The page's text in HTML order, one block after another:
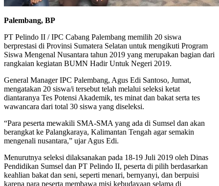
Palembang, BP
PT Pelindo II / IPC Cabang Palembang memilih 20 siswa
berprestasi di Provinsi Sumatera Selatan untuk mengikuti Program
Siswa Mengenal Nusantara tahun 2019 yang merupakan bagian dari
rangkaian kegiatan BUMN Hadir Untuk Negeri 2019.
General Manager IPC Palembang, Agus Edi Santoso, Jumat,
mengatakan 20 siswa/i tersebut telah melalui seleksi ketat
diantaranya Tes Potensi Akademik, tes minat dan bakat serta tes
wawancara dari total 30 siswa yang diseleksi.
“Para peserta mewakili SMA-SMA yang ada di Sumsel dan akan
berangkat ke Palangkaraya, Kalimantan Tengah agar semakin
mengenali nusantara,” ujar Agus Edi.
Menurutnya seleksi dilaksanakan pada 18-19 Juli 2019 oleh Dinas
Pendidikan Sumsel dan PT Pelindo II, peserta di pilih berdasarkan
keahlian bakat dan seni, seperti menari, bernyanyi, dan berpuisi
karena para peserta membawa misi kebudayaan selama di